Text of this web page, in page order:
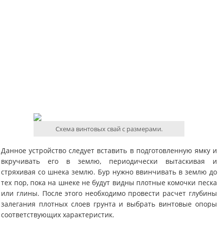
Схема винтовых свай с размерами.
Данное устройство следует вставить в подготовленную ямку и
вкручивать его в землю, периодически вытаскивая и
стряхивая со шнека землю. Бур нужно ввинчивать в землю до
тех пор, пока на шнеке не будут видны плотные комочки песка
или глины. После этого необходимо провести расчет глубины
залегания плотных слоев грунта и выбрать винтовые опоры
соответствующих характеристик.